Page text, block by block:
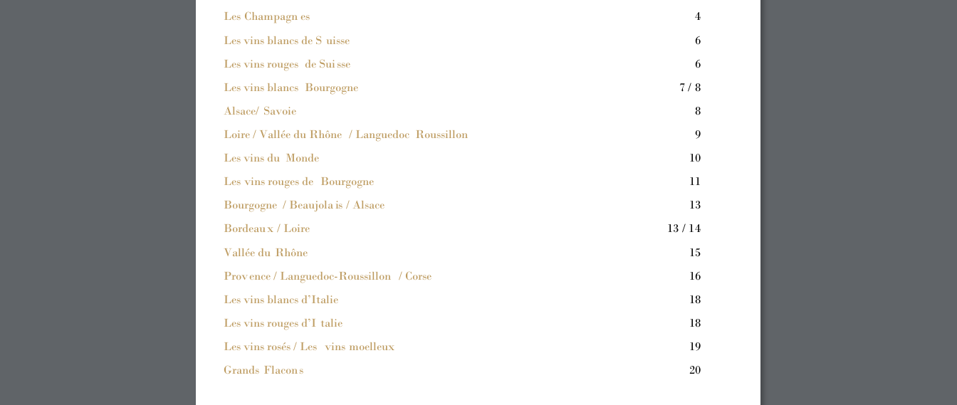
Les Champagnes
4
Les vins blancs de S uisse
6
Les vins rouges de Suisse
6
Les vins blancs Bourgogne 7 / 8
Alsace/ Savoie
8
Loire / Vallée du Rhône / Languedoc Roussillon
9
Les vins du Monde
10
Les vins rouges de Bourgogne
11
Bourgogne / Beaujolais / Alsace
13
Bordeaux / Loire 13 / 14
Vallée du Rhône
15
Provence / Languedoc-Roussillon / Corse
16
Les vins blancs d’Italie
18
Les vins rouges d’I talie
18
Les vins rosés / Les vins moelleux
19
Grands Flacons 20